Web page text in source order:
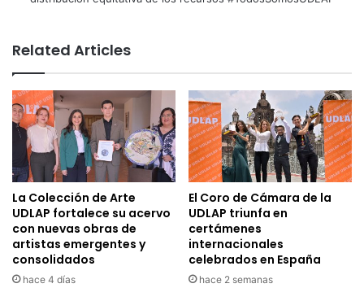
Related Articles
La Colección de Arte
UDLAP fortalece su acervo
con nuevas obras de
artistas emergentes y
consolidados
hace 4 días
El Coro de Cámara de la
UDLAP triunfa en
certámenes
internacionales
celebrados en España
hace 2 semanas